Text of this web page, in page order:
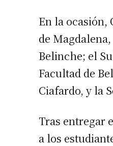
En la
de
Belinche; el
Facultad de
Ciafardo, y la
Tras entregar
a los